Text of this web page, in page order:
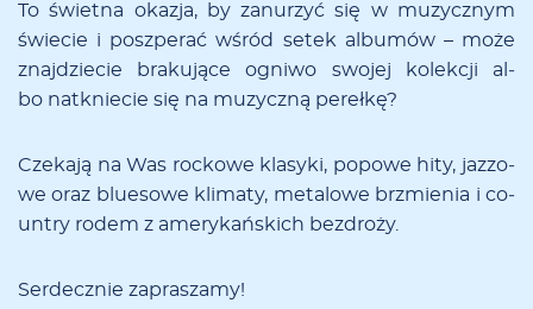
To świet­na oka­zja, by za­nu­rzyć się w mu­zycz­nym
świe­cie i po­szpe­rać wśród se­tek al­bu­mów – mo­że
znaj­dzie­cie bra­ku­ją­ce ogni­wo swo­jej ko­lek­cji al­
bo na­tknie­cie się na mu­zycz­ną pe­reł­kę?
Cze­ka­ją na Was roc­ko­we kla­sy­ki, po­po­we hi­ty, jaz­zo­
we oraz blu­eso­we kli­ma­ty, me­ta­lo­we brzmie­nia i co­
un­try ro­dem z ame­ry­kań­skich bez­dro­ży.
Ser­decz­nie za­pra­sza­my!